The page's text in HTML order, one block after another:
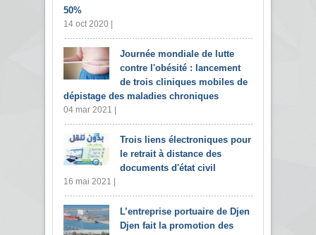
50%
14 oct 2020 |
Journée mondiale de lutte
contre l'obésité : lancement
de trois cliniques mobiles de
dépistage des maladies chroniques
04 mar 2021 |
Trois liens électroniques pour
le retrait à distance des
documents d'état civil
16 mai 2021 |
L’entreprise portuaire de Djen
Djen fait la promotion des